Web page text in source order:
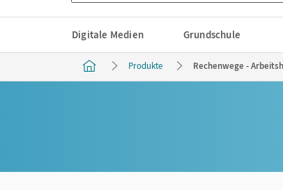
Digitale Medien Grundschule
Produkte Rechenwege -